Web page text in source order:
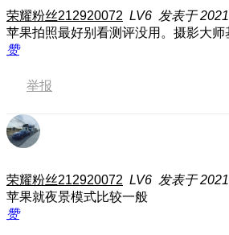
荣耀粉丝212920072 LV6 发表于
苹果拍照最好别看测评没用。摄影大师
赞
举报
荣耀粉丝212920072 LV6 发表于
苹果就夜景模式比较一般
赞